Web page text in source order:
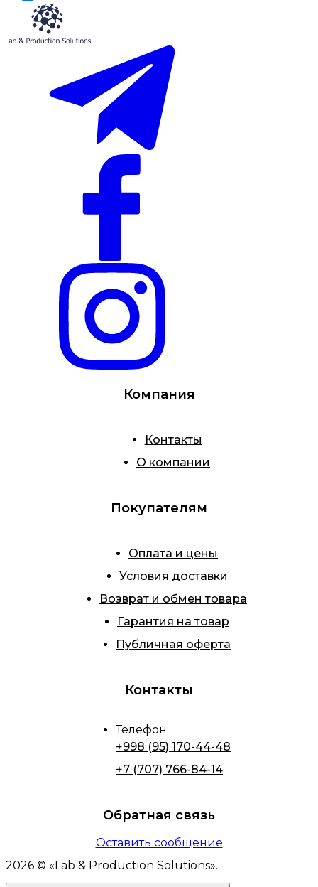
Компания
Контакты
О компании
Покупателям
Оплата и цены
Условия доставки
Возврат и обмен товара
Гарантия на товар
Публичная оферта
Контакты
Телефон:
+998 (95) 170-44-48
+7 (707) 766-84-14
Обратная связь
Оставить сообщение
2026 © « Lab & Production Solutions».